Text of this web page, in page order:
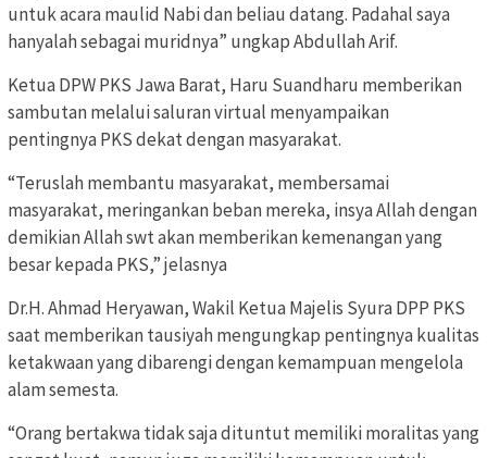
untuk acara maulid Nabi dan beliau datang. Padahal saya
hanyalah sebagai muridnya” ungkap Abdullah Arif.
Ketua DPW PKS Jawa Barat, Haru Suandharu memberikan
sambutan melalui saluran virtual menyampaikan
pentingnya PKS dekat dengan masyarakat.
“Teruslah membantu masyarakat, membersamai
masyarakat, meringankan beban mereka, insya Allah dengan
demikian Allah swt akan memberikan kemenangan yang
besar kepada PKS,” jelasnya
Dr.H. Ahmad Heryawan, Wakil Ketua Majelis Syura DPP PKS
saat memberikan tausiyah mengungkap pentingnya kualitas
ketakwaan yang dibarengi dengan kemampuan mengelola
alam semesta.
“Orang bertakwa tidak saja dituntut memiliki moralitas yang